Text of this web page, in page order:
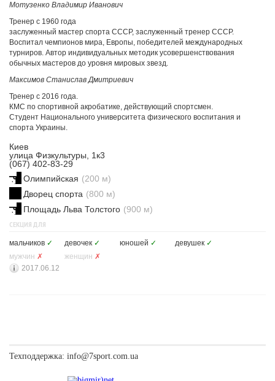
Мотузенко Владимир Иванович
Тренер с 1960 года
заслуженный мастер спорта СССР, заслуженный тренер СССР.
Воспитал чемпионов мира, Европы, победителей международных
турниров. Автор индивидуальных методик усовершенствования
обычных мастеров до уровня мировых звезд.
Максимов Станислав Дмитриевич
Тренер с 2016 года.
КМС по спортивной акробатике, действующий спортсмен.
Студент Национального университета физического воспитания и
спорта Украины.
Киев
улица Физкультуры, 1к3
(067) 402-83-29
Олимпийская (200 м)
Дворец спорта (800 м)
Площадь Льва Толстого (900 м)
СЕКЦИЯ ДЛЯ
мальчиков ✓ девочек ✓ юношей ✓ девушек ✓
мужчин ✗ женщин ✗
2017.06.12
Техподдержка: info@7sport.com.ua